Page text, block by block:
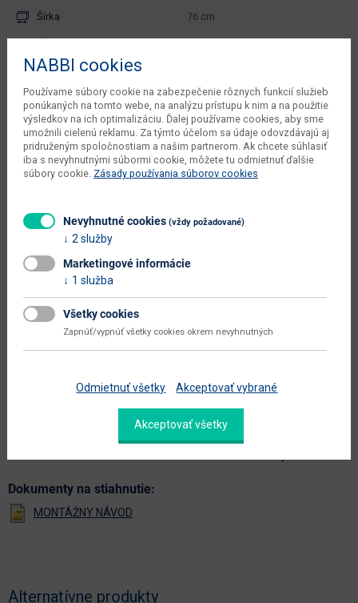
Šírka 76 cm
Výška
váha s obalom dodávateľa 5.7 kg
kusov v balení dodávateľa 1 ks
dodávateľa
0.0441 m3
typové označenie Orelia
dodáva sa
údržba
béžová
látka
Dokumenty na stiahnutie:
Alternatívne produkty
NABBI cookies
Používame súbory cookie na zabezpečenie rôznych funkcií služieb
ponúkaných na tomto webe, na analýzu prístupu k nim a na použitie
výsledkov na ich optimalizáciu. Ďalej používame cookies, aby sme
umožnili cielenú reklamu. Za týmto účelom sa údaje odovzdávajú aj
pridruženým spoločnostiam a našim partnerom. Ak chcete súhlasiť
iba s nevyhnutnými súbormi cookie, môžete tu odmietnuť ďalšie
súbory cookie. Zásady používania súborov cookies
Nevyhnutné cookies (vždy požadované)
2 služby
Marketingové informácie
1 služba
Všetky cookies
Zapnúť/vypnúť všetky cookies okrem nevyhnutných
Odmietnuť všetky Akceptovať vybrané
Akceptovať všetky